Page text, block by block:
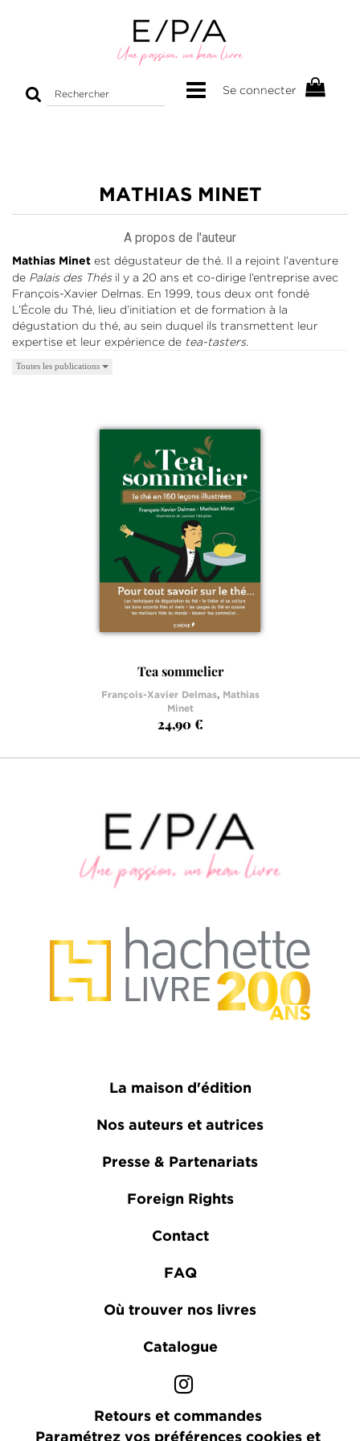
Rechercher
Se connecter
MATHIAS MINET
A propos de l'auteur
Mathias Minet est dégustateur de thé. Il a rejoint l’aventure
de Palais des Thésil y a 20 ans et co-dirige l’entreprise avec
François-Xavier Delmas. En 1999, tous deux ont fondé
L’École du Thé, lieu d’initiation et de formation à la
dégustation du thé, au sein duquel ils transmettent leur
expertise et leur expérience de tea-tasters.
Toutes les publications
Tea sommelier
François-Xavier Delmas,
Mathias
Minet
24,90 €
La maison d'édition
Nos auteurs et autrices
Presse & Partenariats
Foreign Rights
Contact
FAQ
Où trouver nos livres
Catalogue
Retours et commandes
Paramétrez vos préférences cookies et